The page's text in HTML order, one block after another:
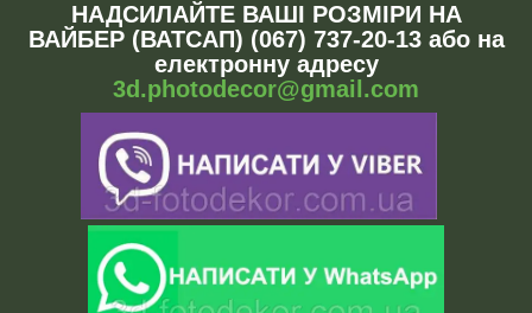
НАДСИЛАЙТЕ ВАШІ РОЗМІРИ НА
ВАЙБЕР (ВАТСАП) (067) 737-20-13 або на
електронну адресу
3d.photodecor@gmail.com